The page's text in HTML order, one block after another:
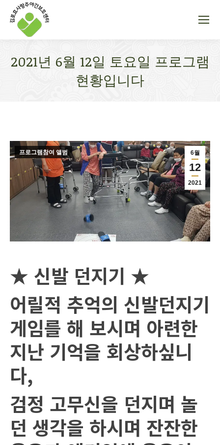
2021년 6월 12일 토요일 프로그램
현황입니다
6월
12
2021
프로그램참여 앨범
★ 신발 던지기 ★
어릴적 추억의 신발던지기
게임를 해 보시며 아련한
지난 기억을 회상하싶니
다,
검정 고무신을 던지며 놀
던 생각을 하시며 잔잔한